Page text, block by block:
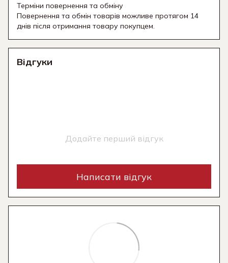
Терміни повернення та обміну
Повернення та обмін товарів можливе протягом 14
днів після отримання товару покупцем.
Відгуки
Додайте перший відгук
Написати відгук